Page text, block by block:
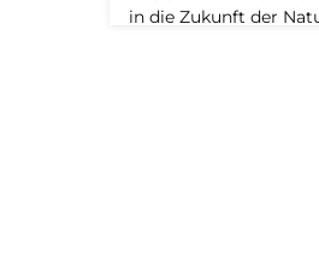
in die Zukunft der